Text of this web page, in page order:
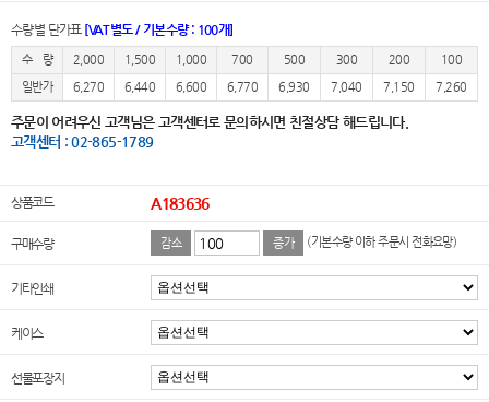
수량별 단가표 [VAT별도 / 기본수량 : 100개]
수 량 2,000 1,500 1,000 700 500 300 200
100
일반가
6,270 6,440 6,600 6,770 6,930 7,040 7,150 7,260
주문이 어려우신 고객님은 고객센터로 문의하시면 친절상담 해드립니다.
고객센터 : 02-865-1789
상품코드 A183636
구매수량 감소 증가 (기본수량 이하 주문시 전화요망)
기타인쇄
케이스
선물포장지